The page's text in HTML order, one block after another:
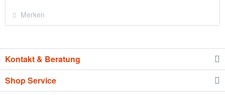
Merken
Kontakt & Beratung
Shop Service